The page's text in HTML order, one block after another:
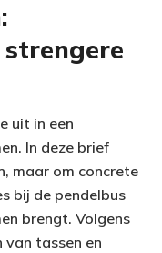
uit in een
In deze brief
maar om concrete
bij de pendelbus
brengt. Volgens
van tassen en